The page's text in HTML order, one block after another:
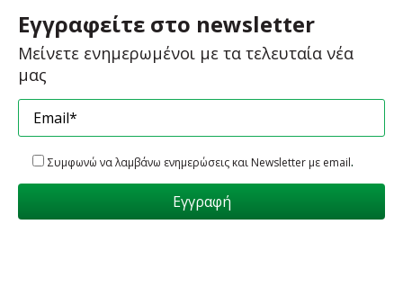
Εγγραφείτε στο newsletter
Μείνετε ενημερωμένοι με τα τελευταία νέα
μας
Συμφωνώ να λαμβάνω ενημερώσεις και Newsletter με email.